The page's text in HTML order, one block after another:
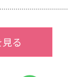
る